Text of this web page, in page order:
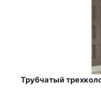
Трубчатый